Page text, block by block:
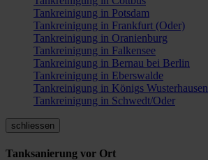
Tankreinigung in Potsdam
Tankreinigung in Frankfurt (Oder)
Tankreinigung in Oranienburg
Tankreinigung in Falkensee
Tankreinigung in Bernau bei Berlin
Tankreinigung in Eberswalde
Tankreinigung in Königs Wusterhausen
Tankreinigung in Schwedt/Oder
schliessen
Tanksanierung vor Ort